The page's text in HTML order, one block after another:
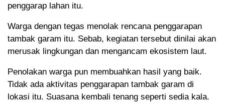
penggarap lahan itu.
Warga dengan tegas menolak rencana penggarapan
tambak garam itu. Sebab, kegiatan tersebut dinilai akan
merusak lingkungan dan mengancam ekosistem laut.
Penolakan warga pun membuahkan hasil yang baik.
Tidak ada aktivitas penggarapan tambak garam di
lokasi itu. Suasana kembali tenang seperti sedia kala.